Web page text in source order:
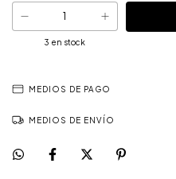
3 en stock
MEDIOS DE PAGO
MEDIOS DE ENVÍO